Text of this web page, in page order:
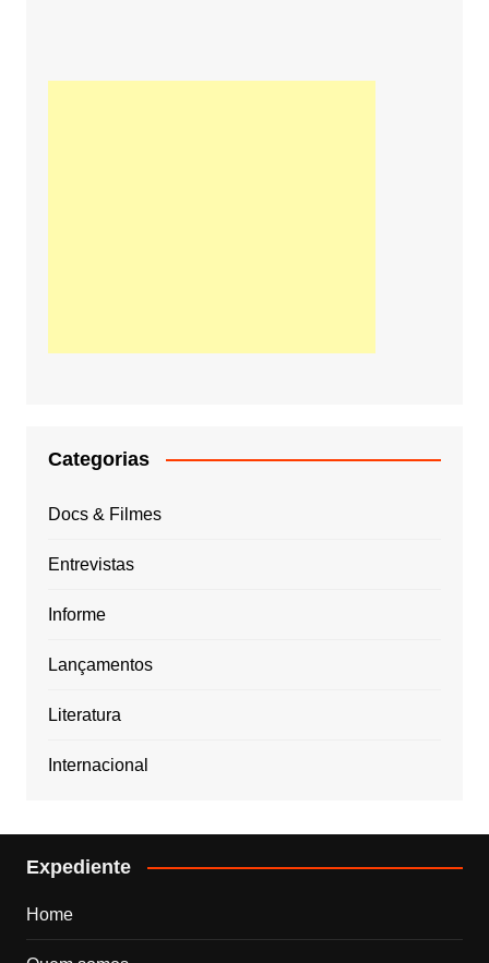
Categorias
Docs & Filmes
Entrevistas
Informe
Lançamentos
Literatura
Internacional
Expediente
Home